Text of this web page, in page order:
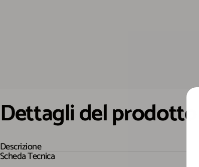
Dettaglidelprodotto
Descrizione
Scheda Tecnica